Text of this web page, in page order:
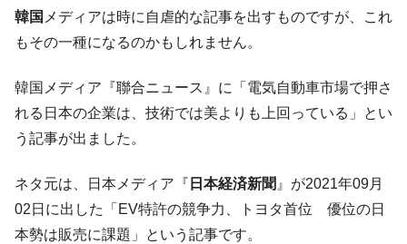
『Money1』
韓国「ここは北朝鮮なのか。選管がサーバ
ーにウソのデータを入力したのは明白だ」
『Money1』
韓国は「中国と同じく」投資に不適格な国
す」⇒「金を経由するドル入手」手段ではないのか？
『Money1』
韓国･外為取引量「1日当たり1,214.4億ド
ル」まで拡大 ⇒ 海外資金の動きに強く左右される状態
韓国 メディアは時に自虐的な記事を出すものですが、これ
もその一種になるのかもしれません。
韓国メディア『聯合ニュース』に「電気自動車市場で押さ
れる日本の企業は、技術では美よりも上回っている」とい
う記事が出ました。
ネタ元は、日本メディア『 日本経済新聞 』が2021年09月
02日に出した「EV特許の競争力、トヨタ首位 優位の日
本勢は販売に課題」という記事です。